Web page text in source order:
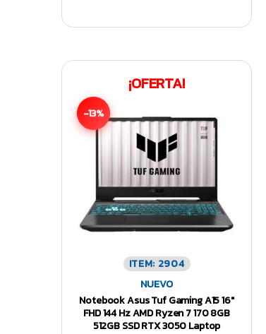
¡OFERTA!
-13%
ITEM: 2904
NUEVO
Notebook Asus Tuf Gaming A15 16″
FHD 144 Hz AMD Ryzen 7 170 8GB
512GB SSD RTX 3050 Laptop